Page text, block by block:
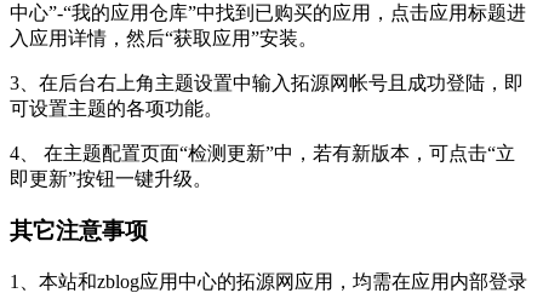
中心”-“我的应用仓库”中找到已购买的应用，点击应用标题进
入应用详情，然后“获取应用”安装。
3、在后台右上角主题设置中输入拓源网帐号且成功登陆，即
可设置主题的各项功能。
4、 在主题配置页面“检测更新”中，若有新版本，可点击“立
即更新”按钮一键升级。
其它注意事项
1、本站和zblog应用中心的拓源网应用，均需在应用内部登录